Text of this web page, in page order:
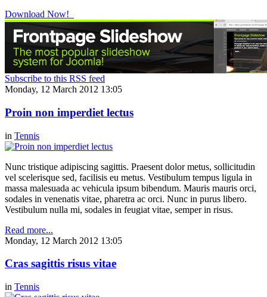
Download Now!
Subscribe to this RSS feed
Monday, 12 March 2012 13:05
Proin non imperdiet lectus
in Tennis
Nunc tristique adipiscing sagittis. Praesent dolor metus, sollicitudin
vel scelerisque sed, facilisis eu metus. Vestibulum tempus ligula in
massa malesuada ac vehicula ipsum bibendum. Mauris mauris orci,
sodales in venenatis vitae, pharetra ac orci. Nunc in purus libero.
Vestibulum nulla mi, sodales in feugiat vitae, semper in risus.
Read more...
Monday, 12 March 2012 13:05
Cras sagittis risus vitae
in Tennis